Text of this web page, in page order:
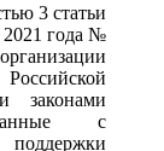
3 статьи
2021 года №
законами
с
поддержки